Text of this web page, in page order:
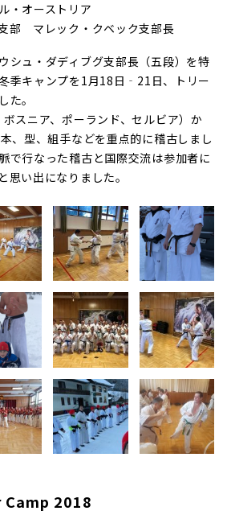
・オーストリア
部 マレック・クベック支部長
シュ・ダディブグ支部長（五段）を特
季キャンプを1月18日‐21日、トリー
た。
スニア、ポーランド、セルビア）か
、型、組手などを重点的に稽古しまし
で行なった稽古と国際交流は参加者に
思い出になりました。
2018